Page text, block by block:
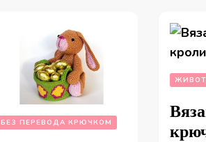
БЕЗ ПЕРЕВОДА КРЮЧКОМ